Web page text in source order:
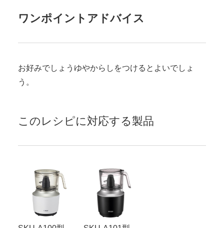
ワンポイントアドバイス
お好みでしょうゆやからしをつけるとよいでしょ
う。
このレシピに対応する製品